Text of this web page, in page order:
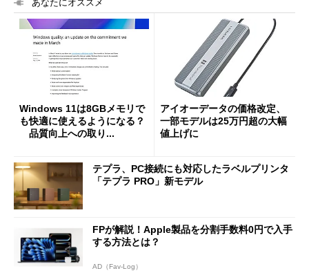
あなたにオススメ
Windows 11は8GBメモリで
も快適に使えるようになる？
品質向上への取り...
アイオーデータの価格改定、
一部モデルは25万円超の大幅
値上げに
テプラ、PC接続にも対応したラベルプリンタ
「テプラ PRO」新モデル
FPが解説！Apple製品を分割手数料0円で入手
する方法とは？
AD（Fav-Log）